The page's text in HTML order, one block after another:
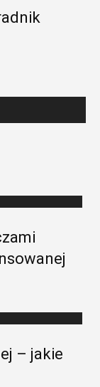
– jakie